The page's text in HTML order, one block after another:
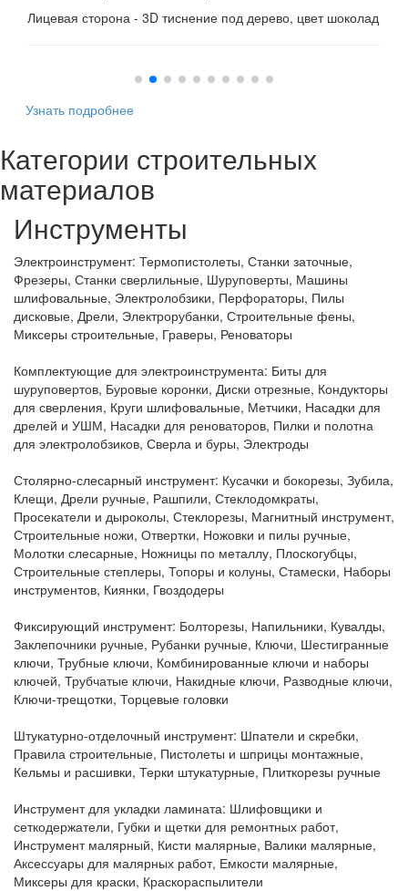
Лицевая сторона - 3D тиснение под дерево, цвет шоколад
Узнать подробнее
Категории строительных
материалов
Инструменты
Электроинструмент: Термопистолеты, Станки заточные,
Фрезеры, Станки сверлильные, Шуруповерты, Машины
шлифовальные, Электролобзики, Перфораторы, Пилы
дисковые, Дрели, Электрорубанки, Строительные фены,
Миксеры строительные, Граверы, Реноваторы
Комплектующие для электроинструмента: Биты для
шуруповертов, Буровые коронки, Диски отрезные, Кондукторы
для сверления, Круги шлифовальные, Метчики, Насадки для
дрелей и УШМ, Насадки для реноваторов, Пилки и полотна
для электролобзиков, Сверла и буры, Электроды
Столярно-слесарный инструмент: Кусачки и бокорезы, Зубила,
Клещи, Дрели ручные, Рашпили, Стеклодомкраты,
Просекатели и дыроколы, Стеклорезы, Магнитный инструмент,
Строительные ножи, Отвертки, Ножовки и пилы ручные,
Молотки слесарные, Ножницы по металлу, Плоскогубцы,
Строительные степлеры, Топоры и колуны, Стамески, Наборы
инструментов, Киянки, Гвоздодеры
Фиксирующий инструмент: Болторезы, Напильники, Кувалды,
Заклепочники ручные, Рубанки ручные, Ключи, Шестигранные
ключи, Трубные ключи, Комбинированные ключи и наборы
ключей, Трубчатые ключи, Накидные ключи, Разводные ключи,
Ключи-трещотки, Торцевые головки
Штукатурно-отделочный инструмент: Шпатели и скребки,
Правила строительные, Пистолеты и шприцы монтажные,
Кельмы и расшивки, Терки штукатурные, Плиткорезы ручные
Инструмент для укладки ламината: Шлифовщики и
сеткодержатели, Губки и щетки для ремонтных работ,
Инструмент малярный, Кисти малярные, Валики малярные,
Аксессуары для малярных работ, Емкости малярные,
Миксеры для краски, Краскораспылители